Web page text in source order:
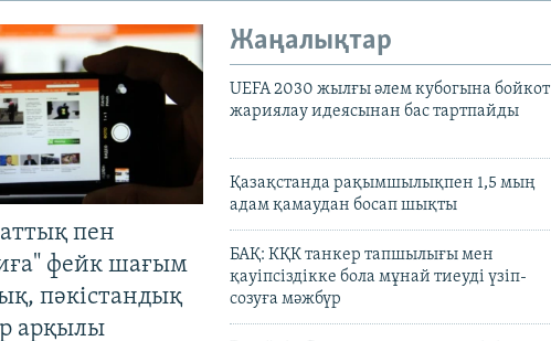
пен
фейк шағым
пәкістандық
арқылы
Жаңалықтар
UEFA 2030 жылғы әлем кубогына бойкот
жариялау идеясынан бас тартпайды
Қазақстанда рақымшылықпен 1,5 мың
адам қамаудан босап шықты
БАҚ: КҚК танкер тапшылығы мен
қауіпсіздікке бола мұнай тиеуді үзіп-
созуға мәжбүр